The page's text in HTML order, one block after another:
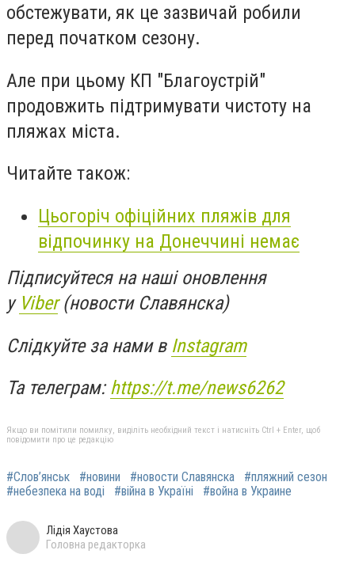
обстежувати, як це зазвичай робили
перед початком сезону.
Але при цьому КП "Благоустрій"
продовжить підтримувати чистоту на
пляжах міста.
Читайте також:
Цьогоріч офіційних пляжів для
відпочинку на Донеччині немає
Підписуйтеся на наші оновлення
у Viber(новости Славянска)
Слідкуйте за нами в Instagram
Та телеграм:https://t.me/news6262
Якщо ви помітили помилку, виділіть необхідний текст і натисніть Ctrl + Enter, щоб
повідомити про це редакцію
#Слов’янськ #новини #новости Славянска
#пляжний сезон
#небезпека на воді
#війна в Україні #война в Украине
Лідія Хаустова
Головна редакторка